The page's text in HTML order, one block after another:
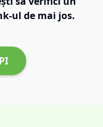
ul de mai jos.